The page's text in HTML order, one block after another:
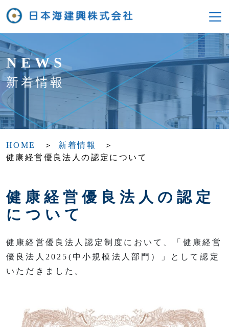
NEWS
新着情報
HOME
新着情報
健康経営優良法人の認定について
健康経営優良法人の認定
について
健康経営優良法人認定制度において、「健康経営
優良法人2025(中小規模法人部門）」として認定
いただきました。